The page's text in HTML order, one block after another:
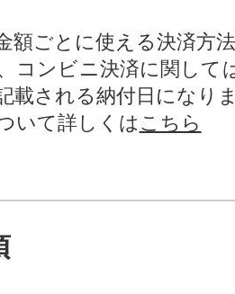
額ごとに使える決済方
コンビニ決済に関して
載される納付日になり
いて詳しくは こちら